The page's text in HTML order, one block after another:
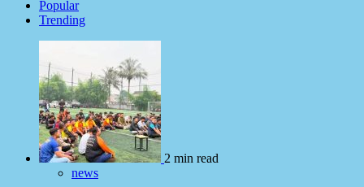
Popular
Trending
2 min read
news